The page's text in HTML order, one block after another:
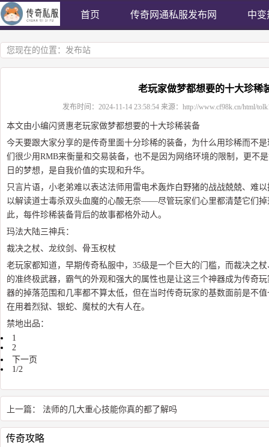
首页 传奇网通私服发布网 中变
您现在的位置： 发布站
老玩家做梦都想要的十大珍稀
发布时间： 2024-11-14 23:58:54 来源： http://www.cf98k.cn/html/
本文由小编闪贤惠老玩家做梦都想要的十大珍稀装备
今天要跟大家分享的是传奇里面十分珍稀的装备，为什么用珍稀而不
们很少用RMB来衡量和交易装备，也不是因为网络环境的限制，更不
日的梦想，是自我价值的实现和升华。
只言片语，小老弟难以表达法师用雷电术轰炸白野猪的战战兢兢、难
以解读道士毒杀双头血魔的心酸无奈——尽管玩家们心里都清楚它们
此，每件珍稀装备背后的故事都格外动人。
玛法大陆三神兵：
裁决之杖、龙纹剑、骨玉权杖
老玩家都知道，早期传奇私服中，35级是一个巨大的门槛，而裁决之
的准终极武器，霸气的外观和强大的属性也是让这三个神器成为传奇
器的掉落范围和几率都不算太低，但在当时传奇玩家的基数面前是不
在用着烈狱、银蛇、魔杖的大有人在。
禁地出品：
1
2
下一页
1/2
上一篇： 法师的几大重心技能你真的都了解吗
传奇攻略